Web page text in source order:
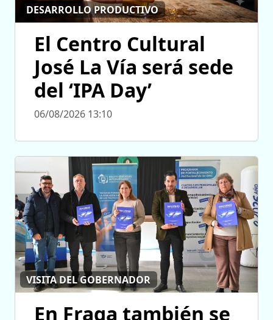
DESARROLLO PRODUCTIVO
El Centro Cultural
José La Vía será sede
del ‘IPA Day’
06/08/2026 13:10
VISITA DEL GOBERNADOR
En Fraga también se